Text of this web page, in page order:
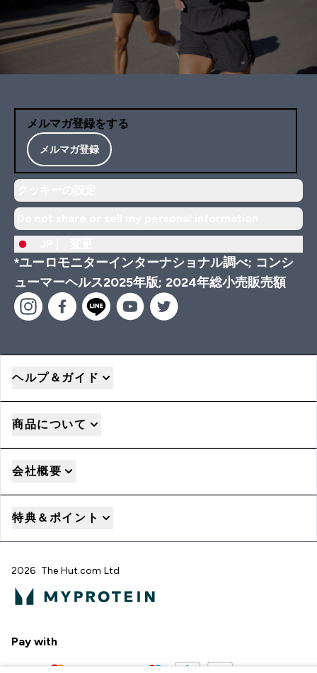
メルマガ登録をする
メルマガ登録
*ユーロモニターインターナショナル調べ; コンシ
ューマーヘルス2025年版; 2024年総小売販売額
ヘルプ＆ガイド
商品について
会社概要
特典＆ポイント
2026 The Hut.com Ltd
Pay with